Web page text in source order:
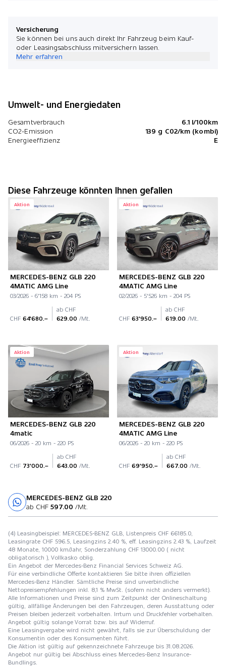
Versicherung
Sie können bei uns auch direkt Ihr Fahrzeug beim Kauf-
oder Leasingsabschluss mitversichern lassen.
Mehr erfahren
Umwelt- und Energiedaten
Gesamtverbrauch
6.1 l/100km
CO2-Emission
139 g C02/km (kombi)
Energieeffizienz
E
Diese Fahrzeuge könnten Ihnen gefallen
Aktion
MERCEDES-BENZ GLB 220
4MATIC AMG Line
03/2026 - 6'158 km - 204 PS
CHF 64'680.–
ab CHF
629.00 /Mt.
Aktion
MERCEDES-BENZ GLB 220
4MATIC AMG Line
02/2026 - 5'526 km - 204 PS
CHF 63'950.–
ab CHF
619.00 /Mt.
Aktion
MERCEDES-BENZ GLB 220
4matic
06/2026 - 20 km - 220 PS
CHF 73'000.–
ab CHF
643.00 /Mt.
Aktion
MERCEDES-BENZ GLB 220
4MATIC AMG Line
06/2026 - 20 km - 220 PS
CHF 69'950.–
ab CHF
667.00 /Mt.
MERCEDES-BENZ GLB 220
ab CHF 597.00 /Mt.
(4) Leasingbeispiel: MERCEDES-BENZ GLB, Listenpreis CHF 66185.0,
Leasingrate CHF 596.5, Leasingzins 2.40 %, eff. Leasingzins 2.43 %, Laufzeit
48 Monate, 10000 km/Jahr, Sonderzahlung CHF 13000.00 ( nicht
obligatorisch ), Vollkasko oblig.
Ein Angebot der Mercedes-Benz Financial Services Schweiz AG.
Für eine verbindliche Offerte kontaktieren Sie bitte ihren offiziellen
Mercedes-Benz Händler. Sämtliche Preise sind unverbindliche
Nettopreisempfehlungen inkl. 8,1 % MwSt. (sofern nicht anders vermerkt).
Alle Informationen und Preise sind zum Zeitpunkt der Onlineschaltung
gültig, allfällige Änderungen bei den Fahrzeugen, deren Ausstattung oder
Preisen bleiben jederzeit vorbehalten. Irrtum und Druckfehler vorbehalten.
Angebot gültig solange Vorrat bzw. bis auf Widerruf.
Eine Leasingvergabe wird nicht gewährt, falls sie zur Überschuldung der
Konsumentin oder des Konsumenten führt.
Die Aktion ist gültig auf gekennzeichnete Fahrzeuge bis 31.08.2026.
Angebot nur gültig bei Abschluss eines Mercedes-Benz Insurance-
Bundlings.